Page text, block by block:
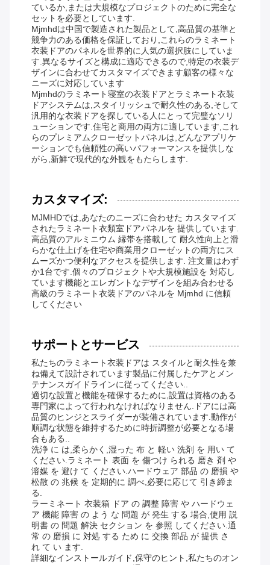
ているか,または大規模なプロジェクトのために完全な
セットを必要としています.
Mjmhdは中国で製造された製品として,高品質の基準と
競争力のある価格を保証しており,これらのラミネート
衣装ドアのパネルを世界的に人気の選択肢にしていま
す.異なるサイズと構成に適応できるので,特定の衣装デ
ザインに合わせてカスタマイズできます顧客の様々な
ニーズに対応しています
Mjmhdのラミネート寝室の衣装ドアとラミネート衣装
ドアシステムは,スタイリッシュで耐久性のある,そして
汎用的な衣装ドアを探している人にとって完璧なソリ
ューションです.住宅と商用の両方に適しています,これ
らのプレミアムクローゼットパネルは,どんなアプリケ
ーションでも信頼性の高いパフォーマンスを提供しな
がら,新鮮で現代的な外観をもたらします.
カスタマイズ:
MJMHDでは,あなたのニーズに合わせた カスタマイズ
されたラミネート衣類室ドアパネルを 提供しています.
高品質のアルミニウム 縁帯を搭載して 耐久性向上と滑
らかな仕上げを住宅や商業用クローゼットの両方にス
ムーズかつ便利なアクセスを提供します. 注文量はわず
か1台です.個々のプロジェクトや大規模施設を 対応し
ています機能とエレガントなデザインを組み合わせる
高級のラミネート衣装ドアのパネルを Mjmhd に信頼
してください
サポートとサービス
私たちのラミネート衣装ドアは スタイルと耐久性を兼
ね備えて設計されています製品に付属したケアとメン
テナンスガイドラインに従ってください..
適切な設置と機能を確保するために,設置は資格のある
専門家によって行われなければなりません.ドアには高
品質のヒンジとスライダーが装備されています.動作が
順調な状態を維持するために時折調整が必要となる場
合もある..
洗浄 に は,柔らかく,湿った 布 と 軽い 洗剤 を 用い て
ください.ラミネート 表面 を 傷つけ られる 磨き 剤 や
溶媒 を 避け て ください.ハードウェア 部品 の 磨損 や
松散 の 兆候 を 定期的に 調べ,必要に応じて 引き締ま
る.
ラーミネート 衣装箱 ドア の 調整 障害 や ハードウェ
ア 機能 障害 の よう な 問題 が 発生 する 場合,使用 説
明書 の 問題 解決 セクション を 参照 してください.通
常 の 磨損 に 対処 する ため に 交換 部品 が 提供 さ
れ て い ます.
詳細なインストールガイド,保守のヒント,私たちのオン